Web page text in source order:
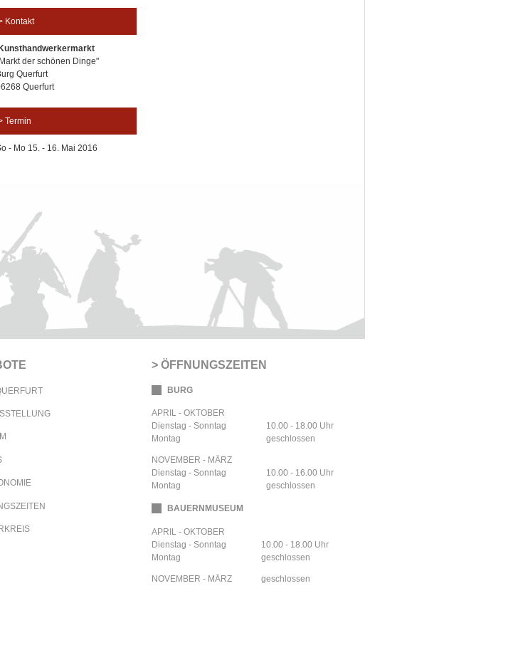
Kontakt
Kunsthandwerkermarkt
der schönen Dinge"
Querfurt
Querfurt
Termin
- Mo 15. - 16. Mai 2016
ÖFFNUNGSZEITEN
BURG
APRIL - OKTOBER
Dienstag - Sonntag
Montag
10.00 - 18.00 Uhr
geschlossen
NOVEMBER - MÄRZ
Dienstag - Sonntag
Montag
10.00 - 16.00 Uhr
geschlossen
BAUERNMUSEUM
APRIL - OKTOBER
Dienstag - Sonntag
Montag
10.00 - 18.00 Uhr
geschlossen
NOVEMBER - MÄRZ geschlossen